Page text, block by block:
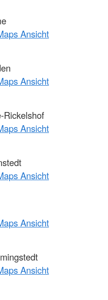
Ansicht
Ansicht
Rickelshof
Ansicht
Ansicht
Ansicht
Ansicht